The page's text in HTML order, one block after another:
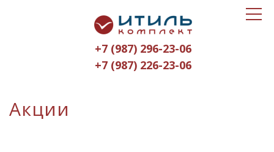
Итиль-
Комплект
logo
+7 (987) 296-23-06
+7 (987) 226-23-06
Toggle
Акции